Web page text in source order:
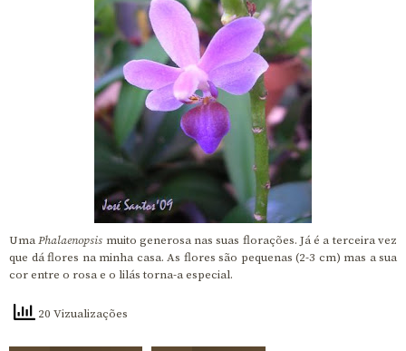
UmaPhalaenopsis muito generosa nas suas florações. Já é a terceira vez
que dá flores na minha casa. As flores são pequenas (2-3 cm) mas a sua
cor entre o rosa e o lilás torna-a especial.
20 Vizualizações